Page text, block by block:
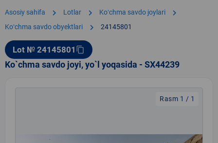
Asosiy sahifa chevron_right Lotlar chevron_right Koʻchma savdo joylari chevron_right
Koʻchma savdo obyektlari chevron_right 24145801
Lot № 24145801 content_copy
Ko`chma savdo joyi, yo`l yoqasida - SX44239
Rasm 1 / 1